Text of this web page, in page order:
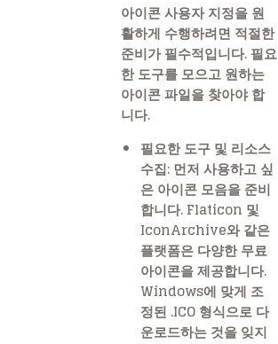
아이콘 사용자 지정을 원
활하게 수행하려면 적절한
준비가 필수적입니다. 필요
한 도구를 모으고 원하는
아이콘 파일을 찾아야 합
니다.
필요한 도구 및 리소스
수집: 먼저 사용하고 싶
은 아이콘 모음을 준비
합니다. Flaticon 및
IconArchive와 같은
플랫폼은 다양한 무료
아이콘을 제공합니다.
Windows에 맞게 조
정된 .ICO 형식으로 다
운로드하는 것을 잊지